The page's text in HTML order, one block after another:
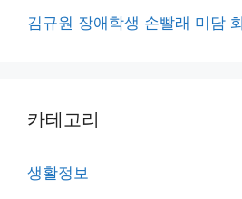
김규원 장애학생 손빨래 미담
카테고리
생활정보